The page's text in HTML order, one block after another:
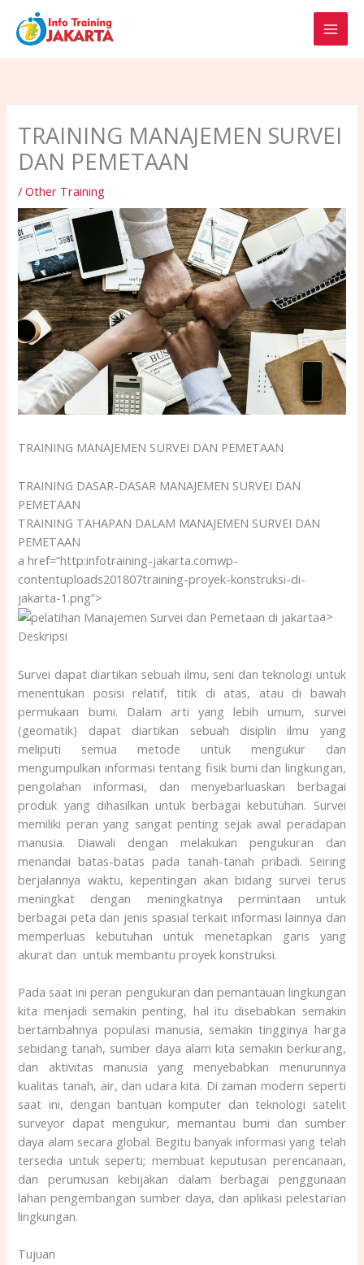
content
TRAINING MANAJEMEN SURVEI
DAN PEMETAAN
/Other Training
TRAINING MANAJEMEN SURVEI DAN PEMETAAN
TRAINING DASAR-DASAR MANAJEMEN SURVEI DAN
PEMETAAN
TRAINING TAHAPAN DALAM MANAJEMEN SURVEI DAN
PEMETAAN
a href=”http:infotraining-jakarta.comwp-
contentuploads201807training-proyek-konstruksi-di-
jakarta-1.png”>
a>
Deskripsi
Survei dapat diartikan sebuah ilmu, seni dan teknologi untuk
menentukan posisi relatif, titik di atas, atau di bawah
permukaan bumi. Dalam arti yang lebih umum, survei
(geomatik) dapat diartikan sebuah disiplin ilmu yang
meliputi semua metode untuk mengukur dan
mengumpulkan informasi tentang fisik bumi dan lingkungan,
pengolahan informasi, dan menyebarluaskan berbagai
produk yang dihasilkan untuk berbagai kebutuhan. Survei
memiliki peran yang sangat penting sejak awal peradapan
manusia. Diawali dengan melakukan pengukuran dan
menandai batas-batas pada tanah-tanah pribadi. Seiring
berjalannya waktu, kepentingan akan bidang survei terus
meningkat dengan meningkatnya permintaan untuk
berbagai peta dan jenis spasial terkait informasi lainnya dan
memperluas kebutuhan untuk menetapkan garis yang
akurat dan untuk membantu proyek konstruksi.
Pada saat ini peran pengukuran dan pemantauan lingkungan
kita menjadi semakin penting, hal itu disebabkan semakin
bertambahnya populasi manusia, semakin tingginya harga
sebidang tanah, sumber daya alam kita semakin berkurang,
dan aktivitas manusia yang menyebabkan menurunnya
kualitas tanah, air, dan udara kita. Di zaman modern seperti
saat ini, dengan bantuan komputer dan teknologi satelit
surveyor dapat mengukur, memantau bumi dan sumber
daya alam secara global. Begitu banyak informasi yang telah
tersedia untuk seperti; membuat keputusan perencanaan,
dan perumusan kebijakan dalam berbagai penggunaan
lahan pengembangan sumber daya, dan aplikasi pelestarian
lingkungan.
Tujuan